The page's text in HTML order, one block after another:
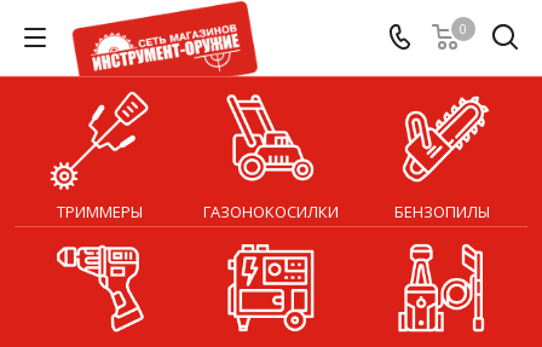
0
ТРИММЕРЫ ГАЗОНОКОСИЛКИ БЕНЗОПИЛЫ